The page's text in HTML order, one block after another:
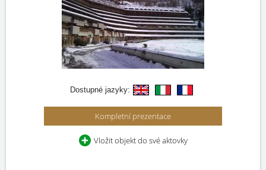
Dostupné jazyky:
Kompletní prezentace
Vložit objekt do své aktovky